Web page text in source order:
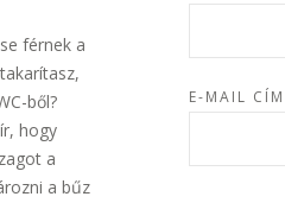
férnek a
ből?
hogy
a
a bűz
E-MAIL CÍM